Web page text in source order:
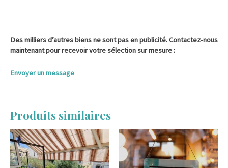
Des milliers d’autres biens ne sont pas en publicité. Contactez-nous
maintenant pour recevoir votre sélection sur mesure :
Envoyer un message
Produits similaires